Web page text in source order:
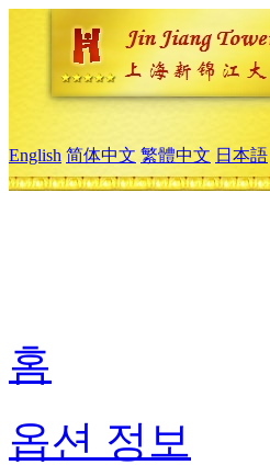
English 简体中文 繁體中文 日本語
홈
옵션 정보